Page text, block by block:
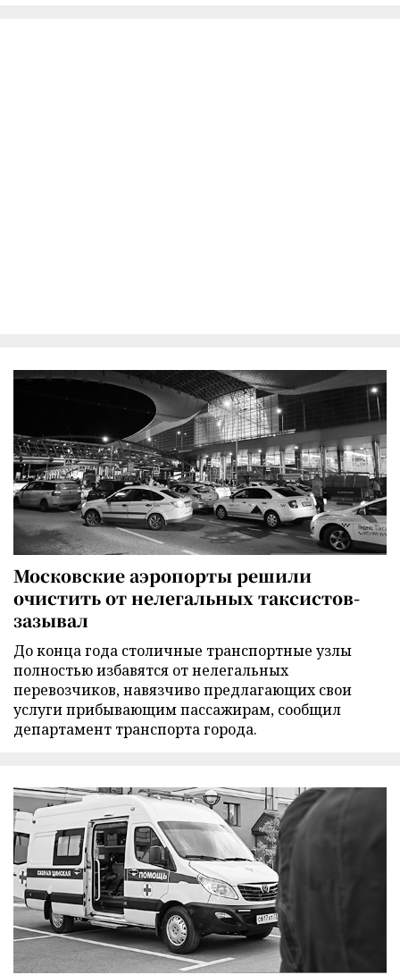
Московские аэропорты решили
очистить от нелегальных таксистов-
зазывал
До конца года столичные транспортные узлы
полностью избавятся от нелегальных
перевозчиков, навязчиво предлагающих свои
услуги прибывающим пассажирам, сообщил
департамент транспорта города.